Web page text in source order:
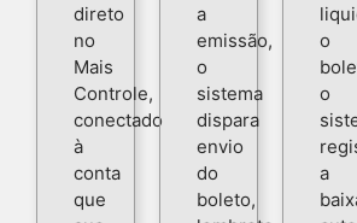
direto
no
Mais
Controle,
conectado
à
conta
que
a
emissão,
o
sistema
dispara
envio
do
boleto,
o
o
a